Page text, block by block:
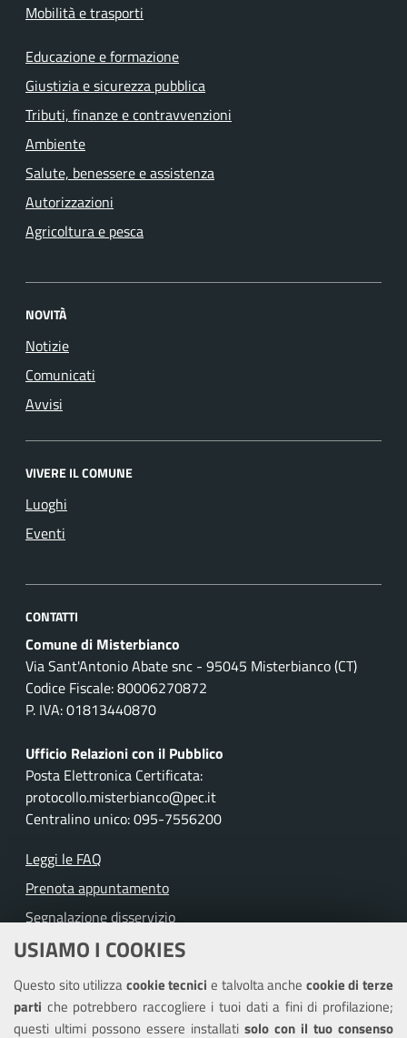
USIAMO I COOKIES
Questo sito utilizzacookie tecnicie talvolta anche cookie di terze
parti che potrebbero raccogliere i tuoi dati a fini di profilazione;
questi ultimi possono essere installati solo con il tuo consenso
Mobilità e trasporti
Educazione e formazione
Giustizia e sicurezza pubblica
Tributi, finanze e contravvenzioni
Ambiente
Salute, benessere e assistenza
Autorizzazioni
Agricoltura e pesca
NOVITÀ
Notizie
Comunicati
Avvisi
VIVERE IL COMUNE
Luoghi
Eventi
CONTATTI
Comune di Misterbianco
Via Sant'Antonio Abate snc - 95045 Misterbianco (CT)
Codice Fiscale: 80006270872
P. IVA: 01813440870
Ufficio Relazioni con il Pubblico
Posta Elettronica Certificata:
protocollo.misterbianco@pec.it
Centralino unico: 095-7556200
Leggi le FAQ
Prenota appuntamento
Segnalazione disservizio
Richiesta assistenza
Amministrazione trasparente
Informativa privacy